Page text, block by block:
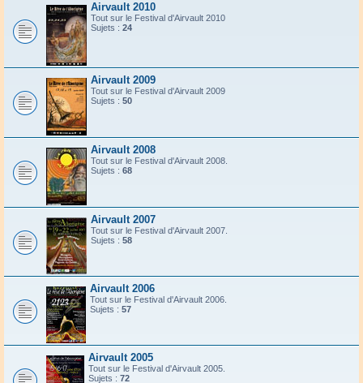
Airvault 2010
Tout sur le Festival d'Airvault 2010
Sujets : 24
Airvault 2009
Tout sur le Festival d'Airvault 2009
Sujets : 50
Airvault 2008
Tout sur le Festival d'Airvault 2008.
Sujets : 68
Airvault 2007
Tout sur le Festival d'Airvault 2007.
Sujets : 58
Airvault 2006
Tout sur le Festival d'Airvault 2006.
Sujets : 57
Airvault 2005
Tout sur le Festival d'Airvault 2005.
Sujets : 72